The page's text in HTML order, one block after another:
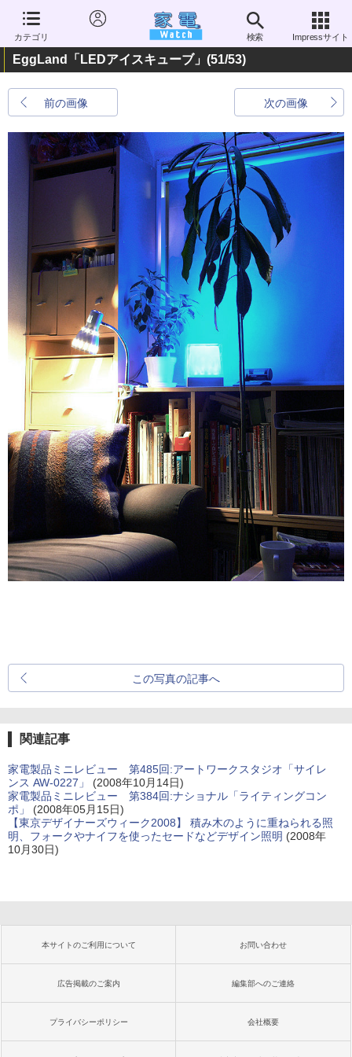
カテゴリ 検索 Impressサイト
EggLand「LEDアイスキューブ」 (51/53)
前の画像 次の画像
この写真の記事へ
関連記事
家電製品ミニレビュー 第485回:アートワークスタジオ「サイレ
ンス AW-0227」
(2008年10月14日)
家電製品ミニレビュー 第384回:ナショナル「ライティングコン
ポ」
(2008年05月15日)
【東京デザイナーズウィーク2008】 積み木のように重ねられる照
明、フォークやナイフを使ったセードなどデザイン照明 (2008年
10月30日)
本サイトのご利用について お問い合わせ
広告掲載のご案内 編集部へのご連絡
プライバシーポリシー 会社概要